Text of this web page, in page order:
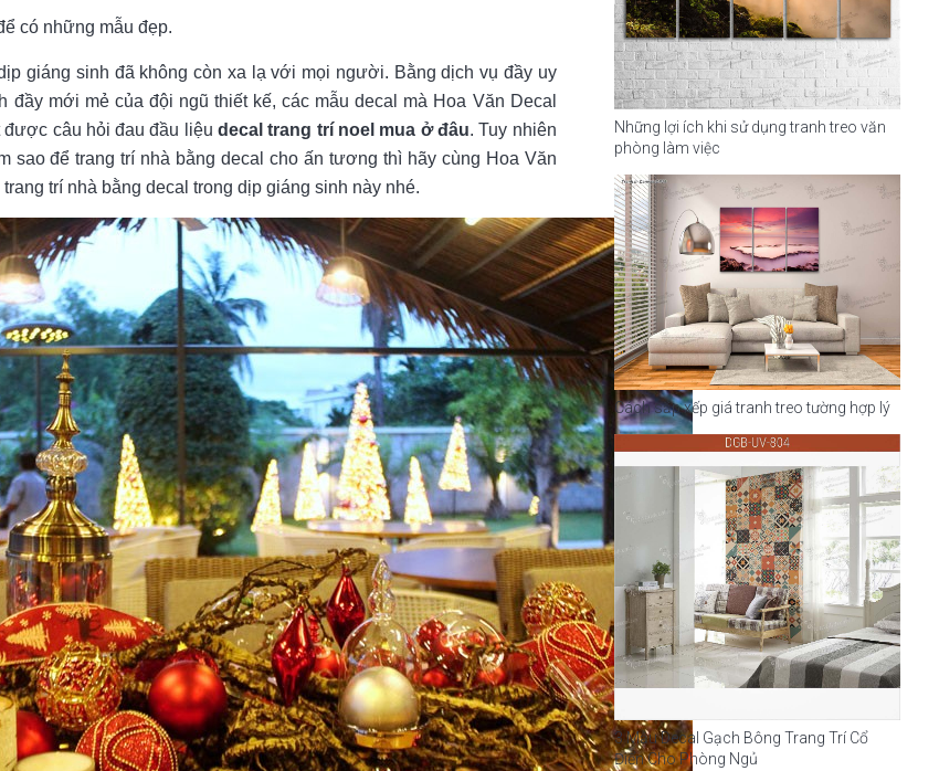
có những mẫu đẹp.
giáng sinh đã không còn xa lạ với mọi người. Bằng dịch vụ đầy uy
đầy mới mẻ của đội ngũ thiết kế, các mẫu decal mà Hoa Văn Decal
câu hỏi đau đầu liệu decal trang trí noel mua ở đâu. Tuy nhiên
sao để trang trí nhà bằng decal cho ấn tương thì hãy cùng Hoa Văn
trí nhà bằng decal trong dịp giáng sinh này nhé.
Những lợi ích khi sử dụng tranh treo văn
phòng làm việc
Cách sắp xếp giá tranh treo tường hợp lý
3 Mẫu Decal Gạch Bông Trang Trí Cổ
Điển Cho Phòng Ngủ